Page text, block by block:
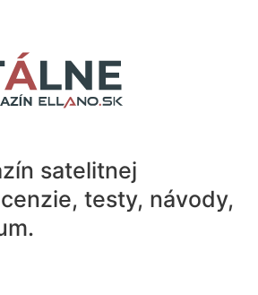
satelitnej
testy, návody,